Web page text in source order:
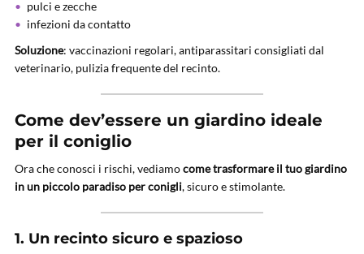
pulci e zecche
infezioni da contatto
Soluzione: vaccinazioni regolari, antiparassitari consigliati dal
veterinario, pulizia frequente del recinto.
Come dev’essere un giardino ideale
per il coniglio
Ora che conosci i rischi, vediamocome trasformare il tuo giardino
in un piccolo paradiso per conigli, sicuro e stimolante.
1. Un recinto sicuro e spazioso